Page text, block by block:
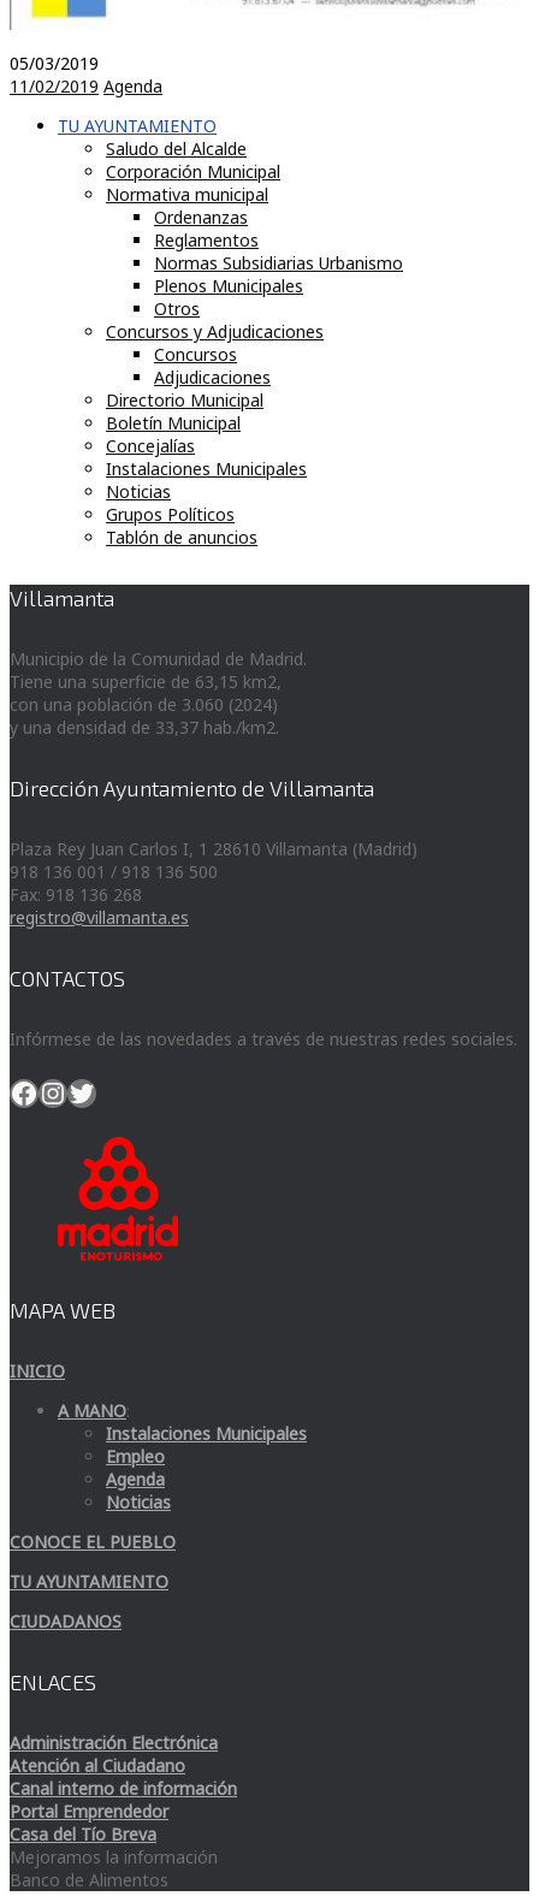
05/03/2019
11/02/2019 Agenda
TU AYUNTAMIENTO
Saludo del Alcalde
Corporación Municipal
Normativa municipal
Ordenanzas
Reglamentos
Normas Subsidiarias Urbanismo
Plenos Municipales
Otros
Concursos y Adjudicaciones
Concursos
Adjudicaciones
Directorio Municipal
Boletín Municipal
Concejalías
Instalaciones Municipales
Noticias
Grupos Políticos
Tablón de anuncios
Villamanta
Municipio de la Comunidad de Madrid.
Tiene una superficie de 63,15 km2,
con una población de 3.060 (2024)
y una densidad de 33,37 hab./km2.
Dirección Ayuntamiento de Villamanta
Plaza Rey Juan Carlos I, 1 28610 Villamanta (Madrid)
918 136 001 / 918 136 500
Fax: 918 136 268
registro@villamanta.es
CONTACTOS
Infórmese de las novedades a través de nuestras redes sociales.
Facebook
Instagram
Twitter
MAPA WEB
INICIO
A MANO:
Instalaciones Municipales
Empleo
Agenda
Noticias
CONOCE EL PUEBLO
TU AYUNTAMIENTO
CIUDADANOS
ENLACES
Administración Electrónica
Atención al Ciudadano
Canal interno de información
Portal Emprendedor
Casa del Tío Breva
Mejoramos la información
Banco de Alimentos